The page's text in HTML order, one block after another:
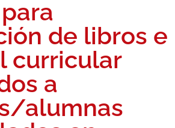
de libros e
curricular
a
alumnas